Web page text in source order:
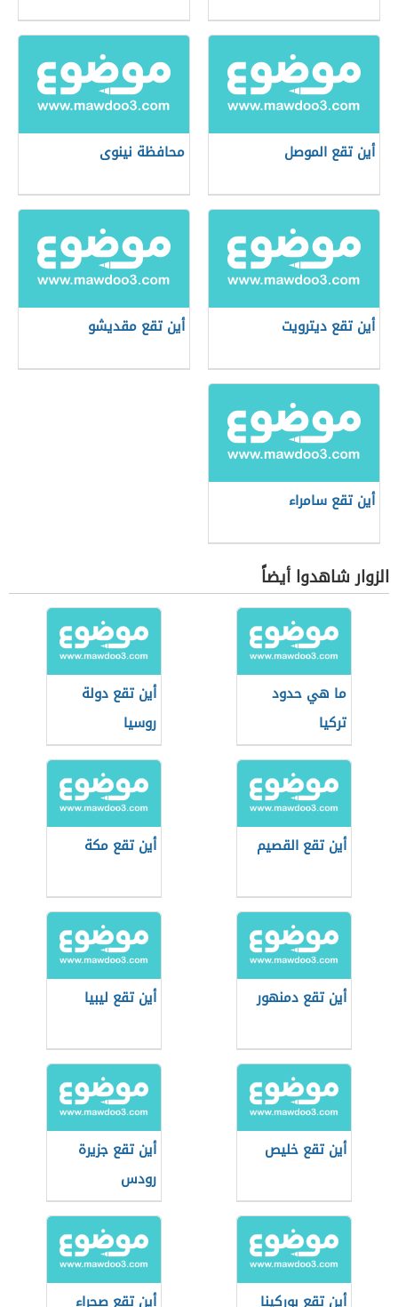
أين تقع الموصل محافظة نينوى
أين تقع ديترويت أين تقع مقديشو
أين تقع سامراء
الزوار شاهدوا أيضاً
ما هي حدود
تركيا
أين تقع دولة
روسيا
أين تقع القصيم أين تقع مكة
أين تقع دمنهور أين تقع ليبيا
أين تقع خليص
أين تقع جزيرة
رودس
أين تقع بوركينا
أين تقع صحراء